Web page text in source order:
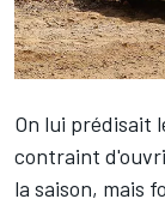
On lui prédisait
contraint
la saison, mais